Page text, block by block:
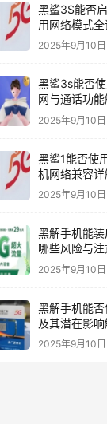
黑鲨3S能否
用网络模式全
2025年9月10日
黑鲨3s能否
网与通话功
2025年9月10日
黑鲨1能否使
机网络兼容详
2025年9月10日
黑解手机能
哪些风险与
2025年9月10日
黑解手机能
及其潜在影
2025年9月10日